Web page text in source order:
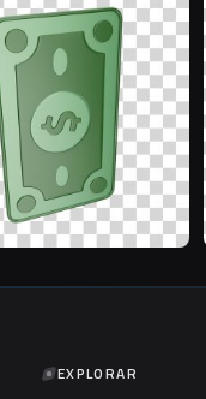
D
EXPLORAR